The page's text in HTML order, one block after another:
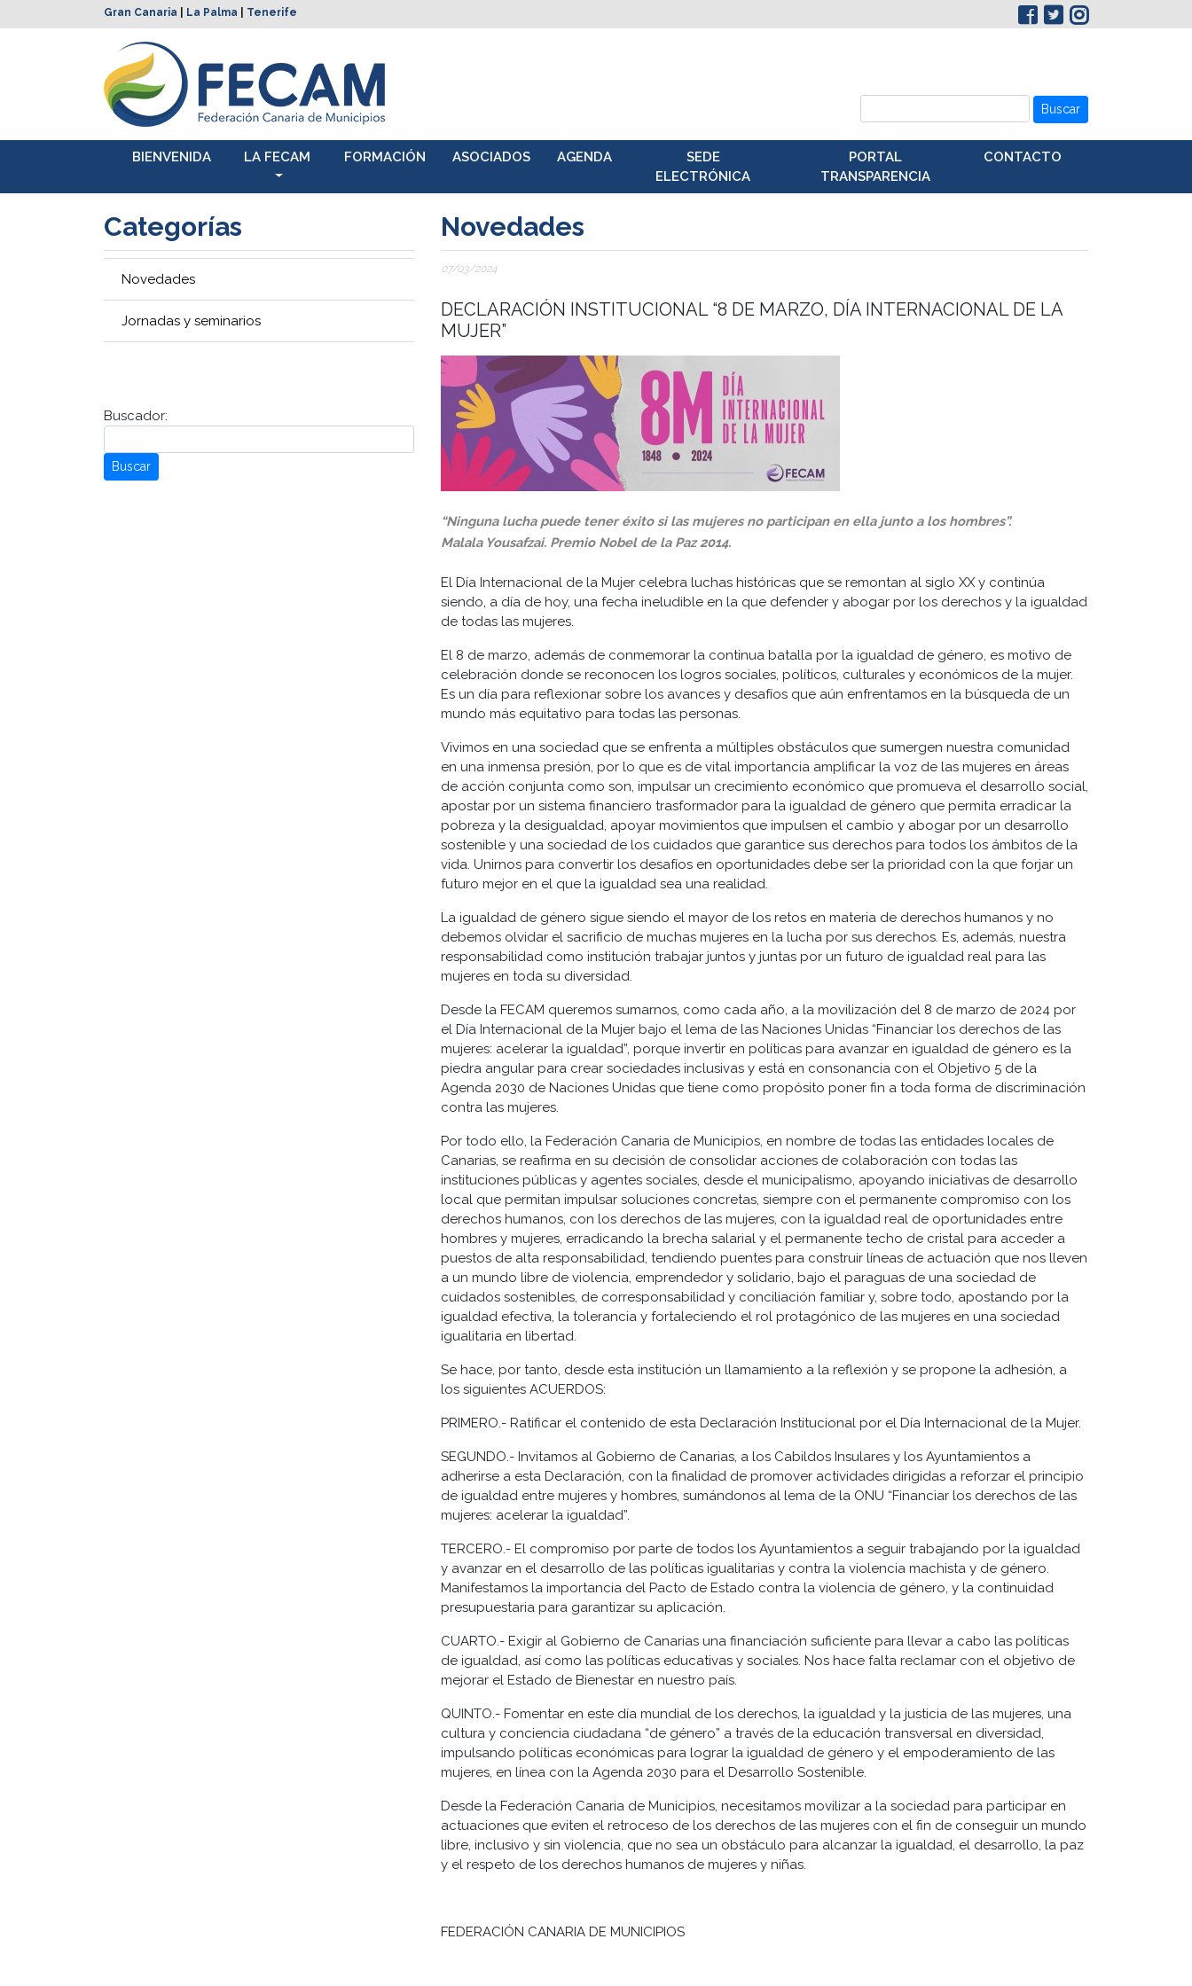
Gran Canaria La Palma Tenerife
Buscar
BIENVENIDA LA FECAM FORMACIÓN ASOCIADOS AGENDA
SEDE
ELECTRÓNICA
PORTAL
TRANSPARENCIA
CONTACTO
Categorías
Novedades
Jornadas y seminarios
Buscador:
Buscar
Novedades
07/03/2024
DECLARACIÓN INSTITUCIONAL “8 DE MARZO, DÍA INTERNACIONAL DE LA
MUJER”
“Ninguna lucha puede tener éxito si las mujeres no participan en ella junto a los hombres”.
Malala Yousafzai. Premio Nobel de la Paz 2014.
El Día Internacional de la Mujer celebra luchas históricas que se remontan al siglo XX y continúa
siendo, a día de hoy, una fecha ineludible en la que defender y abogar por los derechos y la igualdad
de todas las mujeres.
El 8 de marzo, además de conmemorar la continua batalla por la igualdad de género, es motivo de
celebración donde se reconocen los logros sociales, políticos, culturales y económicos de la mujer.
Es un día para reflexionar sobre los avances y desafíos que aún enfrentamos en la búsqueda de un
mundo más equitativo para todas las personas.
Vivimos en una sociedad que se enfrenta a múltiples obstáculos que sumergen nuestra comunidad
en una inmensa presión, por lo que es de vital importancia amplificar la voz de las mujeres en áreas
de acción conjunta como son, impulsar un crecimiento económico que promueva el desarrollo social,
apostar por un sistema financiero trasformador para la igualdad de género que permita erradicar la
pobreza y la desigualdad, apoyar movimientos que impulsen el cambio y abogar por un desarrollo
sostenible y una sociedad de los cuidados que garantice sus derechos para todos los ámbitos de la
vida. Unirnos para convertir los desafíos en oportunidades debe ser la prioridad con la que forjar un
futuro mejor en el que la igualdad sea una realidad.
La igualdad de género sigue siendo el mayor de los retos en materia de derechos humanos y no
debemos olvidar el sacrificio de muchas mujeres en la lucha por sus derechos. Es, además, nuestra
responsabilidad como institución trabajar juntos y juntas por un futuro de igualdad real para las
mujeres en toda su diversidad.
Desde la FECAM queremos sumarnos, como cada año, a la movilización del 8 de marzo de 2024 por
el Día Internacional de la Mujer bajo el lema de las Naciones Unidas “Financiar los derechos de las
mujeres: acelerar la igualdad”, porque invertir en políticas para avanzar en igualdad de género es la
piedra angular para crear sociedades inclusivas y está en consonancia con el Objetivo 5 de la
Agenda 2030 de Naciones Unidas que tiene como propósito poner fin a toda forma de discriminación
contra las mujeres.
Por todo ello, la Federación Canaria de Municipios, en nombre de todas las entidades locales de
Canarias, se reafirma en su decisión de consolidar acciones de colaboración con todas las
instituciones públicas y agentes sociales, desde el municipalismo, apoyando iniciativas de desarrollo
local que permitan impulsar soluciones concretas, siempre con el permanente compromiso con los
derechos humanos, con los derechos de las mujeres, con la igualdad real de oportunidades entre
hombres y mujeres, erradicando la brecha salarial y el permanente techo de cristal para acceder a
puestos de alta responsabilidad, tendiendo puentes para construir líneas de actuación que nos lleven
a un mundo libre de violencia, emprendedor y solidario, bajo el paraguas de una sociedad de
cuidados sostenibles, de corresponsabilidad y conciliación familiar y, sobre todo, apostando por la
igualdad efectiva, la tolerancia y fortaleciendo el rol protagónico de las mujeres en una sociedad
igualitaria en libertad.
Se hace, por tanto, desde esta institución un llamamiento a la reflexión y se propone la adhesión, a
los siguientes ACUERDOS:
PRIMERO.- Ratificar el contenido de esta Declaración Institucional por el Día Internacional de la Mujer.
SEGUNDO.- Invitamos al Gobierno de Canarias, a los Cabildos Insulares y los Ayuntamientos a
adherirse a esta Declaración, con la finalidad de promover actividades dirigidas a reforzar el principio
de igualdad entre mujeres y hombres, sumándonos al lema de la ONU “Financiar los derechos de las
mujeres: acelerar la igualdad”.
TERCERO.- El compromiso por parte de todos los Ayuntamientos a seguir trabajando por la igualdad
y avanzar en el desarrollo de las políticas igualitarias y contra la violencia machista y de género.
Manifestamos la importancia del Pacto de Estado contra la violencia de género, y la continuidad
presupuestaria para garantizar su aplicación.
CUARTO.- Exigir al Gobierno de Canarias una financiación suficiente para llevar a cabo las políticas
de igualdad, así como las políticas educativas y sociales. Nos hace falta reclamar con el objetivo de
mejorar el Estado de Bienestar en nuestro país.
QUINTO.- Fomentar en este día mundial de los derechos, la igualdad y la justicia de las mujeres, una
cultura y conciencia ciudadana “de género” a través de la educación transversal en diversidad,
impulsando políticas económicas para lograr la igualdad de género y el empoderamiento de las
mujeres, en línea con la Agenda 2030 para el Desarrollo Sostenible.
Desde la Federación Canaria de Municipios, necesitamos movilizar a la sociedad para participar en
actuaciones que eviten el retroceso de los derechos de las mujeres con el fin de conseguir un mundo
libre, inclusivo y sin violencia, que no sea un obstáculo para alcanzar la igualdad, el desarrollo, la paz
y el respeto de los derechos humanos de mujeres y niñas.
FEDERACIÓN CANARIA DE MUNICIPIOS